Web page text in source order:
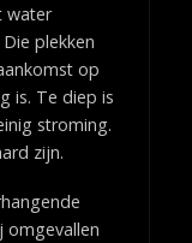
water
plekken
op
is. Te diep is
stroming.
zijn.
omgevallen